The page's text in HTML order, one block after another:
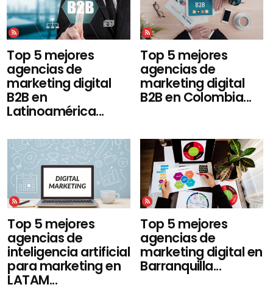
Top 5 mejores
agencias de
marketing digital
B2B en
Latinoamérica...
Top 5 mejores
agencias de
marketing digital
B2B en Colombia...
Top 5 mejores
agencias de
inteligencia artificial
para marketing en
LATAM...
Top 5 mejores
agencias de
marketing digital en
Barranquilla...